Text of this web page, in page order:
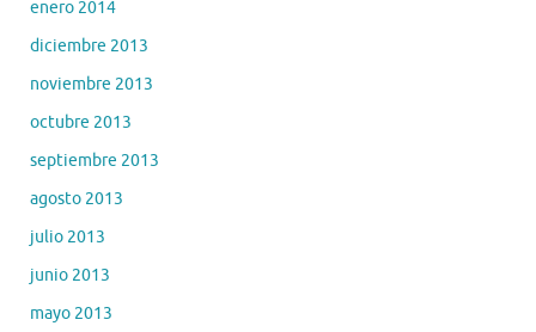
enero 2014
diciembre 2013
noviembre 2013
octubre 2013
septiembre 2013
agosto 2013
julio 2013
junio 2013
mayo 2013